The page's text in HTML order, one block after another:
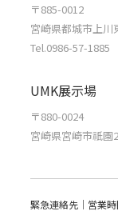
〒885-0012
宮崎県都城市上川
Tel.0986-57-1885
UMK展示場
〒880-0024
宮崎県宮崎市祇園
緊急連絡先｜営業